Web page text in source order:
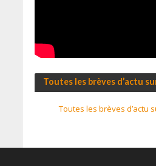
Toutes les brèves d’actu
Toutes les brèves d’actu